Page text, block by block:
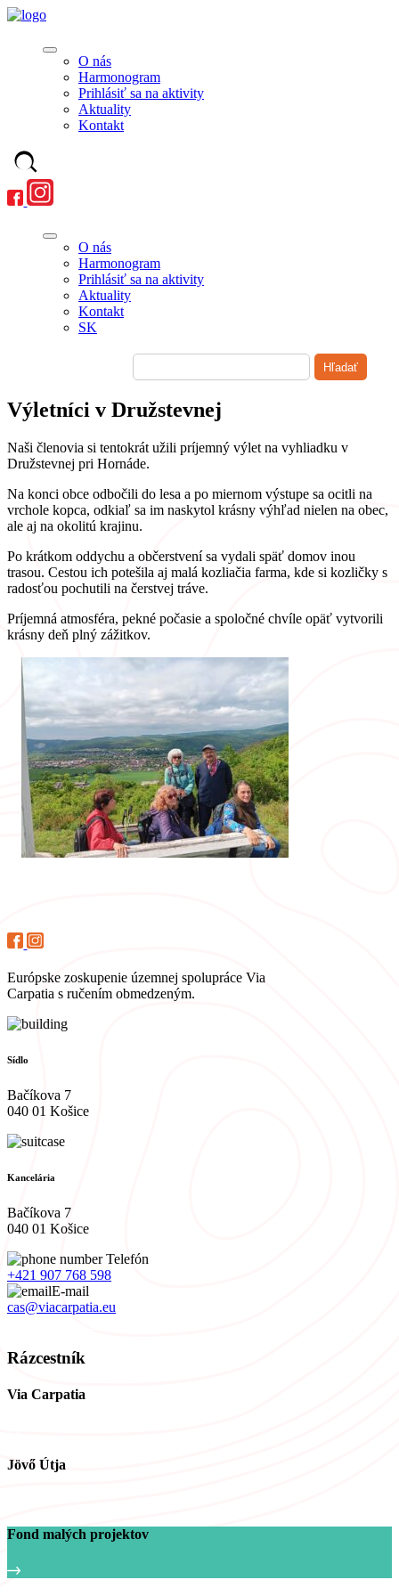
O nás
Harmonogram
Prihlásiť sa na aktivity
Aktuality
Kontakt
O nás
Harmonogram
Prihlásiť sa na aktivity
Aktuality
Kontakt
SK
Výletníci v Družstevnej
Naši členovia si tentokrát užili príjemný výlet na vyhliadku v
Družstevnej pri Hornáde.
Na konci obce odbočili do lesa a po miernom výstupe sa ocitli na
vrchole kopca, odkiaľ sa im naskytol krásny výhľad nielen na obec,
ale aj na okolitú krajinu.
Po krátkom oddychu a občerstvení sa vydali späť domov inou
trasou. Cestou ich potešila aj malá kozliačia farma, kde si kozličky s
radosťou pochutili na čerstvej tráve.
Príjemná atmosféra, pekné počasie a spoločné chvíle opäť vytvorili
krásny deň plný zážitkov.
Európske zoskupenie územnej spolupráce Via
Carpatia s ručením obmedzeným.
Sídlo
Bačíkova 7
040 01 Košice
Kancelária
Bačíkova 7
040 01 Košice
Telefón
+421 907 768 598
E-mail
cas@viacarpatia.eu
Rázcestník
Via Carpatia
Jövő Útja
Fond malých projektov